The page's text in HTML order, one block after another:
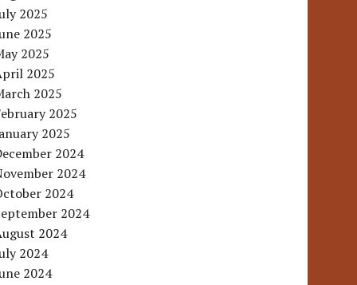
2025
2025
2025
2025
2025
2025
2025
2024
2024
2024
2024
2024
2024
2024